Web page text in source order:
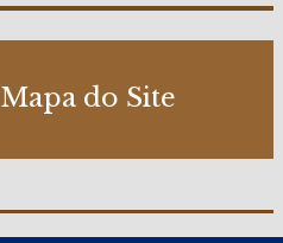
Mapa do Site